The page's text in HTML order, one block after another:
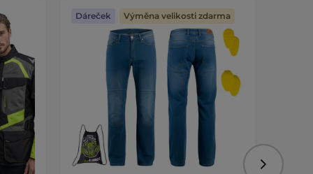
Dáreček Výměna velikosti zdarma